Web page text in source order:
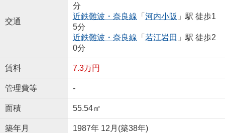
交通
分
近鉄難波・奈良線 「 河内小阪 」駅 徒歩1
5分
近鉄難波・奈良線 「 若江岩田 」駅 徒歩2
0分
賃料 7.3万円
管理費等 -
面積 55.54㎡
築年月 1987年 12月(築38年)